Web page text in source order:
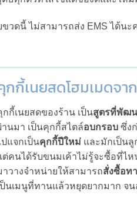
วดนี้ ไม่สามารถส่ง EMS ได้น
กกี้เนยสดโฮมเมดจ
กกี้เนยสดของร้าน เป็นสูตรที่พัฒน
านมา เป็นคุกกี้สไตล์อบกรอบซึ่งก่
แจกเป็นคุกกี้ปีใหม่และมักเป็นลู
ต่คนได้รับขนมเค้าไม่รู้จะซื้อที่ไห
าวางจำหน่ายให้สามารถสั่งซื้อท
ป็นเมนูที่ทานแล้วหยุดยากมาก จน